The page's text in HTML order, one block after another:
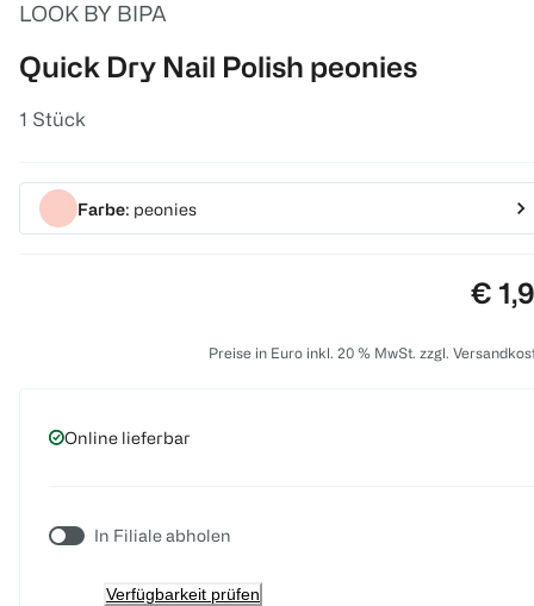
LOOK BY BIPA
Quick Dry Nail Polish peonies
1 Stück
Farbe: peonies
€
Preise in Euro inkl. 20 % MwSt. zzgl.
Online lieferbar
In Filiale abholen
Verfügbarkeit prüfen